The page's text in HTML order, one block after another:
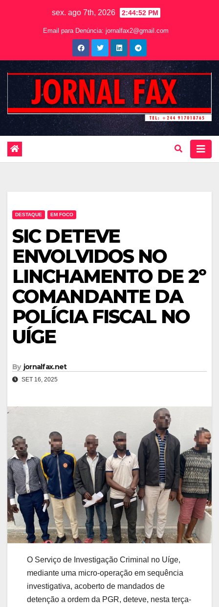
sex. ago 7th, 2026 2:44:53 PM
Email para Denúncia: jornalfax2@gmail.com
DESTAQUE EM FOCO
SIC DETEVE
ENVOLVIDOS NO
LINCHAMENTO DE 2º
COMANDANTE DA
POLÍCIA FISCAL NO
UÍGE
By jornalfax.net
SET 16, 2025
O Serviço de Investigação Criminal no Uíge,
mediante uma micro-operação em sequência
investigativa, acoberto de mandados de
detenção a ordem da PGR, deteve, nesta terça-